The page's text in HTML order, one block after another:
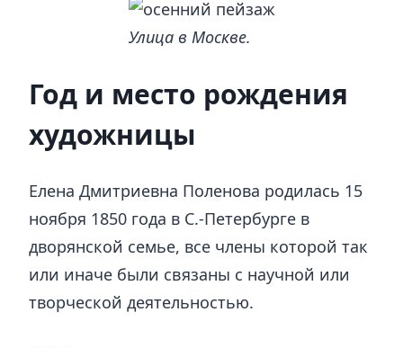
Улица в Москве.
Год и место рождения
художницы
Елена Дмитриевна Поленова родилась 15
ноября 1850 года в С.-Петербурге в
дворянской семье, все члены которой так
или иначе были связаны с научной или
творческой деятельностью.